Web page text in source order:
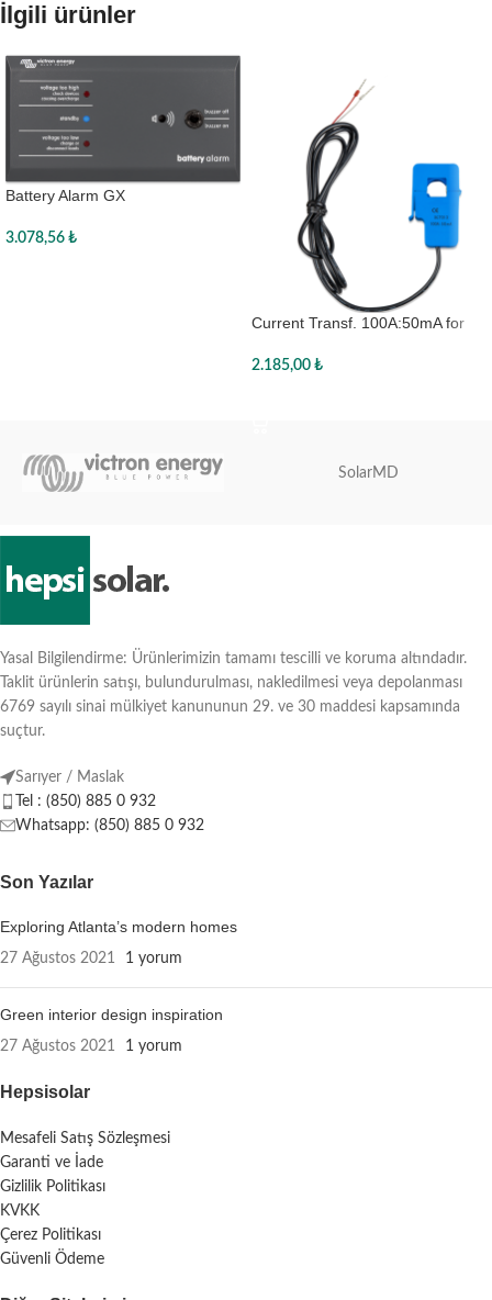
İlgili ürünler
Battery Alarm GX
3.078,56 ₺
Current Transf. 100A:50mA for
2.185,00 ₺
SolarMD
Yasal Bilgilendirme: Ürünlerimizin tamamı tescilli ve koruma altındadır.
Taklit ürünlerin satışı, bulundurulması, nakledilmesi veya depolanması
6769 sayılı sinai mülkiyet kanununun 29. ve 30 maddesi kapsamında
suçtur.
Sarıyer / Maslak
Tel : (850) 885 0 932
Whatsapp: (850) 885 0 932
Son Yazılar
Exploring Atlanta’s modern homes
27 Ağustos 2021 1 yorum
Green interior design inspiration
27 Ağustos 2021 1 yorum
Hepsisolar
Mesafeli Satış Sözleşmesi
Garanti ve İade
Gizlilik Politikası
KVKK
Çerez Politikası
Güvenli Ödeme